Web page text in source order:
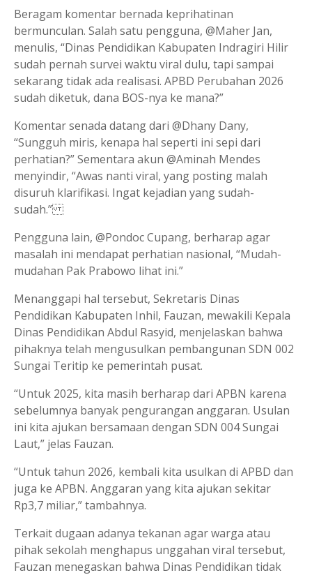
Beragam komentar bernada keprihatinan
bermunculan. Salah satu pengguna, @Maher Jan,
menulis, “Dinas Pendidikan Kabupaten Indragiri Hilir
sudah pernah survei waktu viral dulu, tapi sampai
sekarang tidak ada realisasi. APBD Perubahan 2026
sudah diketuk, dana BOS-nya ke mana?”
Komentar senada datang dari @Dhany Dany,
“Sungguh miris, kenapa hal seperti ini sepi dari
perhatian?” Sementara akun @Aminah Mendes
menyindir, “Awas nanti viral, yang posting malah
disuruh klarifikasi. Ingat kejadian yang sudah-
sudah.”
Pengguna lain, @Pondoc Cupang, berharap agar
masalah ini mendapat perhatian nasional, “Mudah-
mudahan Pak Prabowo lihat ini.”
Menanggapi hal tersebut, Sekretaris Dinas
Pendidikan Kabupaten Inhil, Fauzan, mewakili Kepala
Dinas Pendidikan Abdul Rasyid, menjelaskan bahwa
pihaknya telah mengusulkan pembangunan SDN 002
Sungai Teritip ke pemerintah pusat.
“Untuk 2025, kita masih berharap dari APBN karena
sebelumnya banyak pengurangan anggaran. Usulan
ini kita ajukan bersamaan dengan SDN 004 Sungai
Laut,” jelas Fauzan.
“Untuk tahun 2026, kembali kita usulkan di APBD dan
juga ke APBN. Anggaran yang kita ajukan sekitar
Rp3,7 miliar,” tambahnya.
Terkait dugaan adanya tekanan agar warga atau
pihak sekolah menghapus unggahan viral tersebut,
Fauzan menegaskan bahwa Dinas Pendidikan tidak